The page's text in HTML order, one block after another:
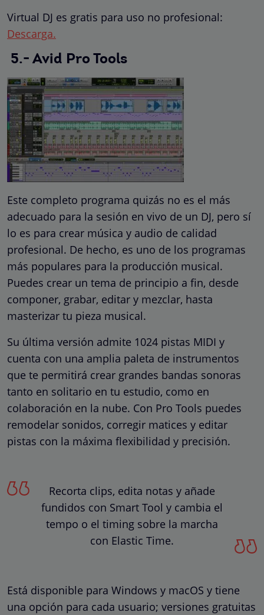
Virtual DJ es gratis para uso no profesional:
Descarga.
5.- Avid Pro Tools
Este completo programa quizás no es el más
adecuado para la sesión en vivo de un DJ, pero sí
lo es para crear música y audio de calidad
profesional. De hecho, es uno de los programas
más populares para la producción musical.
Puedes crear un tema de principio a fin, desde
componer, grabar, editar y mezclar, hasta
masterizar tu pieza musical.
Su última versión admite 1024 pistas MIDI y
cuenta con una amplia paleta de instrumentos
que te permitirá crear grandes bandas sonoras
tanto en solitario en tu estudio, como en
colaboración en la nube. Con Pro Tools puedes
remodelar sonidos, corregir matices y editar
pistas con la máxima flexibilidad y precisión.
Recorta clips, edita notas y añade
fundidos con Smart Tool y cambia el
tempo o el timing sobre la marcha
con Elastic Time.
Está disponible para Windows y macOS y tiene
una opción para cada usuario; versiones gratuitas